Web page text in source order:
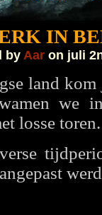
IN
byAar on juli
land kom
we
losse toren.